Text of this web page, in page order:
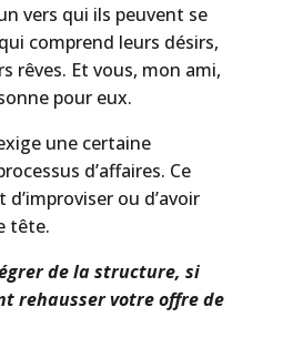
vers qui ils peuvent se
comprend leurs désirs,
rêves. Et vous, mon ami,
pour eux.
une certaine
d’affaires. Ce
d’improviser ou d’avoir
tête.
de la structure, si
rehausser votre offre de